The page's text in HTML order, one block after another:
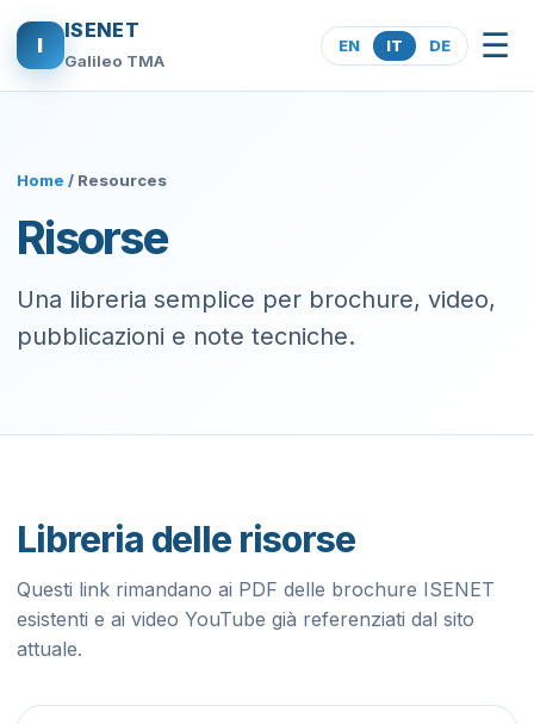
I
ISENET
Galileo TMA
EN IT DE ☰
Home / Resources
Risorse
Una libreria semplice per brochure, video,
pubblicazioni e note tecniche.
Libreria delle risorse
Questi link rimandano ai PDF delle brochure ISENET
esistenti e ai video YouTube già referenziati dal sito
attuale.